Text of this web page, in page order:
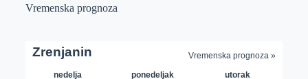
Vremenska prognoza